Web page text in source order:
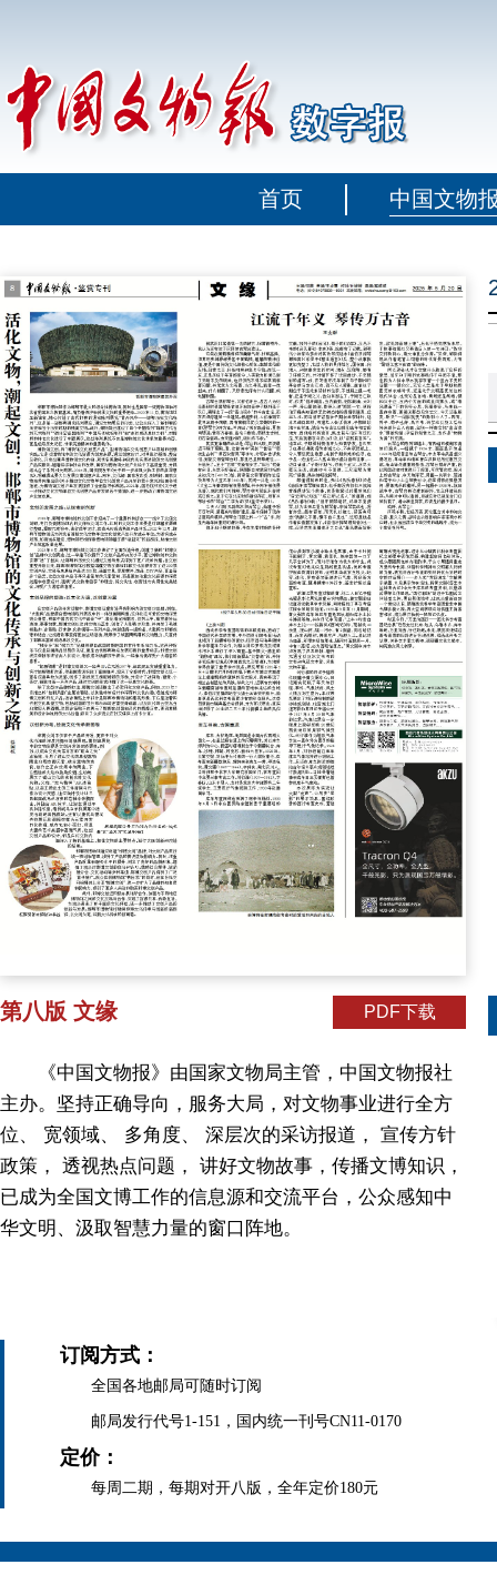
首页 中国文物
第八版 文缘 PDF下载
《中国文物报》由国家文物局主管，中国文物报社
主办。坚持正确导向，服务大局，对文物事业进行全方
位、 宽领域、 多角度、 深层次的采访报道， 宣传方针
政策， 透视热点问题， 讲好文物故事，传播文博知识，
已成为全国文博工作的信息源和交流平台，公众感知中
华文明、汲取智慧力量的窗口阵地。
订阅方式：
全国各地邮局可随时订阅
邮局发行代号1-151，国内统一刊号CN11-0170
定价：
每周二期，每期对开八版，全年定价180元